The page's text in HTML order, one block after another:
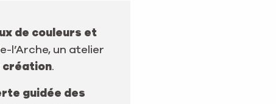
de couleurs et
l’Arche, un atelier
création.
guidée des